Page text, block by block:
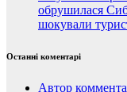
обрушилася
шокували
Останні коментарі
Автор